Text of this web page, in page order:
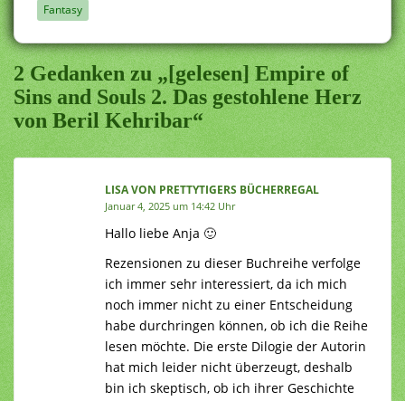
Fantasy
2 Gedanken zu „[gelesen] Empire of
Sins and Souls 2. Das gestohlene Herz
von Beril Kehribar“
LISA VON PRETTYTIGERS BÜCHERREGAL
Januar 4, 2025 um 14:42 Uhr
Hallo liebe Anja 🙂
Rezensionen zu dieser Buchreihe verfolge
ich immer sehr interessiert, da ich mich
noch immer nicht zu einer Entscheidung
habe durchringen können, ob ich die Reihe
lesen möchte. Die erste Dilogie der Autorin
hat mich leider nicht überzeugt, deshalb
bin ich skeptisch, ob ich ihrer Geschichte